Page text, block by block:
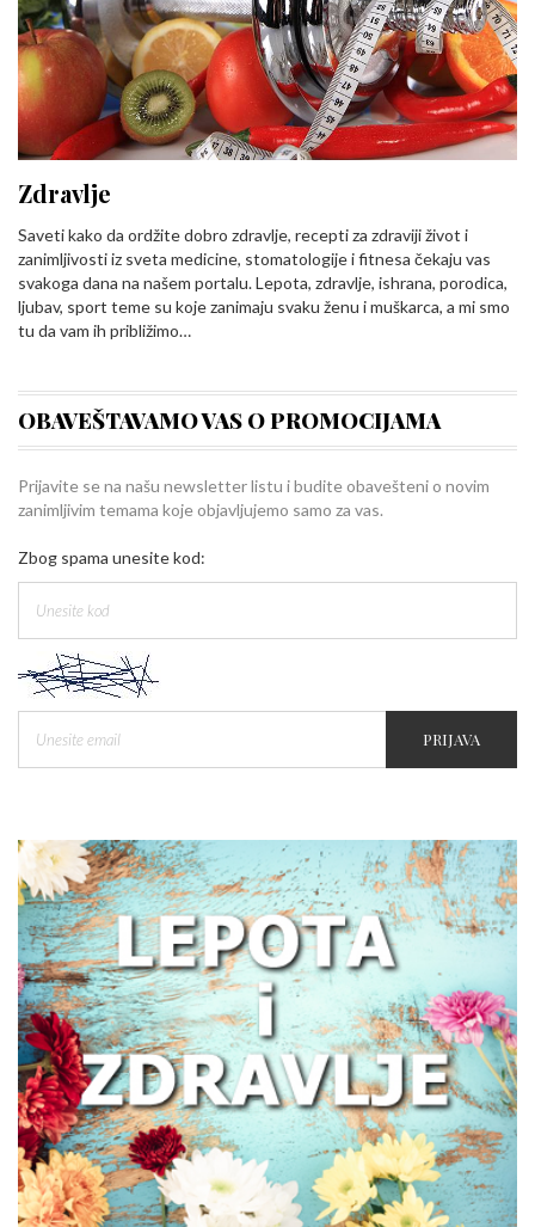
Zdravlje
Saveti kako da ordžite dobro zdravlje, recepti za zdraviji život i
zanimljivosti iz sveta medicine, stomatologije i fitnesa čekaju vas
svakoga dana na našem portalu. Lepota, zdravlje, ishrana, porodica,
ljubav, sport teme su koje zanimaju svaku ženu i muškarca, a mi smo
tu da vam ih približimo…
OBAVEŠTAVAMO VAS O PROMOCIJAMA
Prijavite se na našu newsletter listu i budite obavešteni o novim
zanimljivim temama koje objavljujemo samo za vas.
Zbog spama unesite kod:
PRIJAVA
Zašto žene treba da obrate pažnju na
zdravlje creva
Kako prepoznati trenutak kada vam je